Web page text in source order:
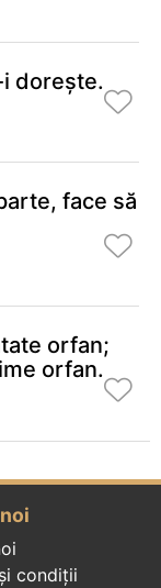
doreşte.
face să
orfan;
orfan.
condiții